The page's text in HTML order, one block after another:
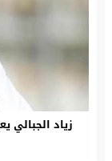
زياد